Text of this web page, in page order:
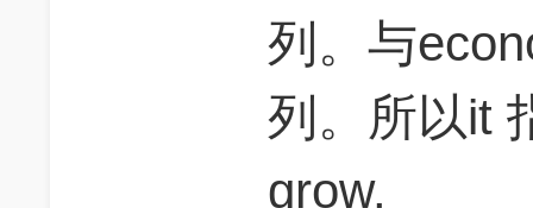
列。与
列。所以it
grow.